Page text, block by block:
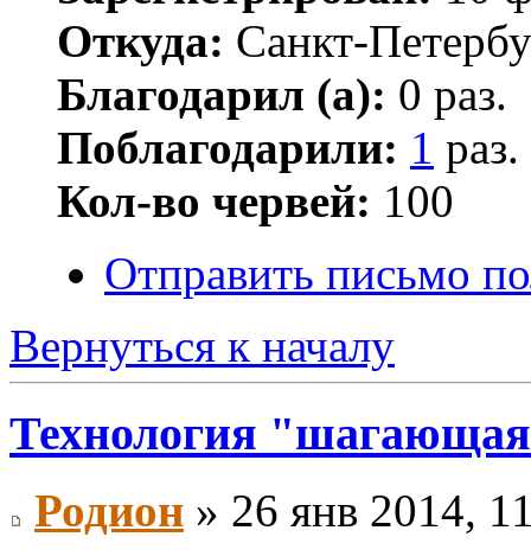
Откуда: Санкт-
Благодарил (а): 0 раз.
Поблагодарили: 1 раз.
Кол-во червей: 100
Отправить письмо
Вернуться к началу
Технология
Родион » 26 янв 2014,